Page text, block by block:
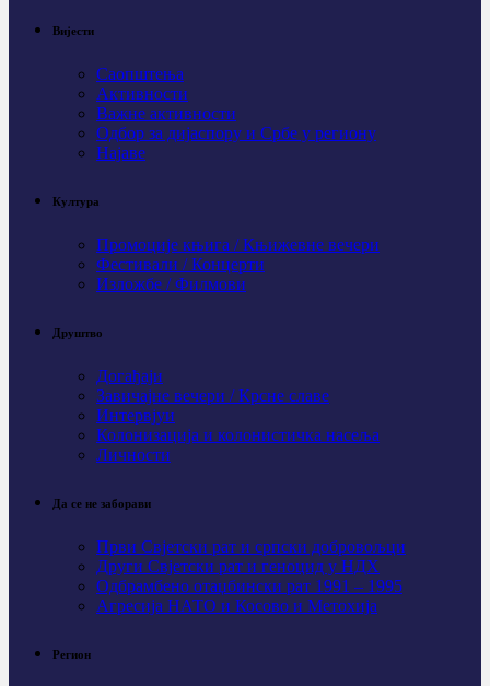
Вијести
Саопштења
Активности
Важне активности
Одбор за дијаспору и Србе у региону
Најаве
Култура
Промоције књига / Књижевне вечери
Фестивали / Концерти
Изложбе / Филмови
Друштво
Догађаји
Завичајне вечери / Крсне славе
Интервјуи
Колонизација и колонистичка насеља
Личности
Да се не заборави
Први Свјeтски рат и српски добровољци
Други Свјетски рат и геноцид у НДХ
Одбрамбено отаџбински рат 1991 – 1995
Агресија НАТО и Косово и Метохија
Регион